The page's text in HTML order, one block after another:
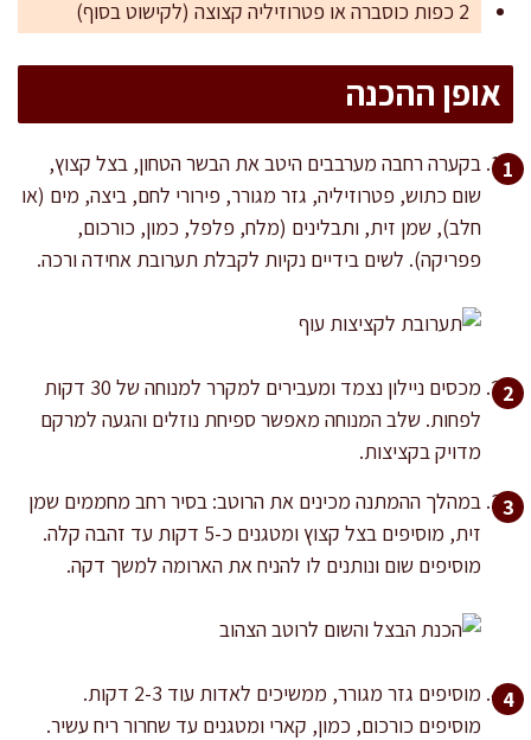
2 כפות כוסברה או פטרוזיליה קצוצה (לקישוט בסוף)
אופן ההכנה
בקערה רחבה מערבבים היטב את הבשר הטחון, בצל קצוץ,
שום כתוש, פטרוזיליה, גזר מגורר, פירורי לחם, ביצה, מים (או
חלב), שמן זית, ותבלינים (מלח, פלפל, כמון, כורכום,
פפריקה). לשים בידיים נקיות לקבלת תערובת אחידה ורכה.
מכסים ניילון נצמד ומעבירים למקרר למנוחה של 30 דקות
לפחות. שלב המנוחה מאפשר ספיחת נוזלים והגעה למרקם
מדויק בקציצות.
במהלך ההמתנה מכינים את הרוטב: בסיר רחב מחממים שמן
זית, מוסיפים בצל קצוץ ומטגנים כ-5 דקות עד זהבה קלה.
מוסיפים שום ונותנים לו להניח את הארומה למשך דקה.
מוסיפים גזר מגורר, ממשיכים לאדות עוד 2-3 דקות.
מוסיפים כורכום, כמון, קארי ומטגנים עד שחרור ריח עשיר.